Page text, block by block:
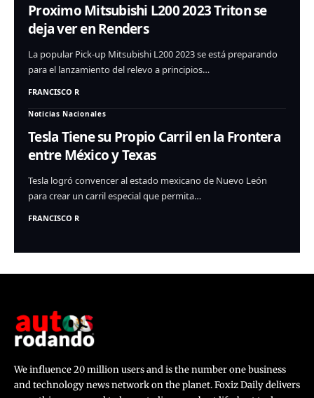
Proximo Mitsubishi L200 2023 Triton se
deja ver en Renders
La popular Pick-up Mitsubishi L200 2023 se está preparando
para el lanzamiento del relevo a principios…
FRANCISCO R
Noticias Nacionales
Tesla Tiene su Propio Carril en la Frontera
entre México y Texas
Tesla logró convencer al estado mexicano de Nuevo León
para crear un carril especial que permita…
FRANCISCO R
We influence 20 million users and is the number one business
and technology news network on the planet. Foxiz Daily delivers